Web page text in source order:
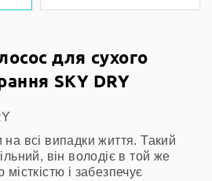
для сухого
SKY DRY
всі випадки життя. Такий
він володіє в той же
і забезпечує